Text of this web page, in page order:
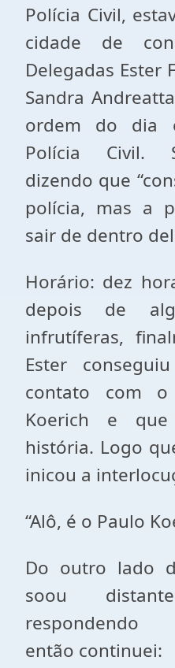
Polícia Civil,
cidade de
Delegadas Ester
Sandra
ordem do dia
Polícia Civil.
dizendo que
polícia, mas a
sair de dentro
Horário: dez
depois de
infrutíferas,
Ester
contato com o
Koerich e
história. Logo
inicou a
“Alô, é o Paulo
Do outro lado
soou
respondendo
então continuei: